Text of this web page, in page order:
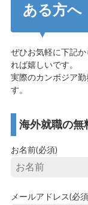
ある方へ
ぜひお気軽に下記
れば嬉しいです。
実際のカンボジア
す。
海外就職の無
お名前(必須)
メールアドレス(必